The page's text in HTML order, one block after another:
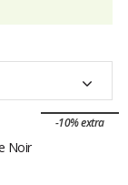
-10% extra